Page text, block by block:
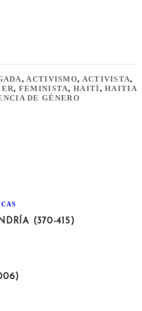
,ACTIVISMO, ACTIVISTA,
, FEMINISTA,HAITÍ,
DE GÉNERO
(370-415)